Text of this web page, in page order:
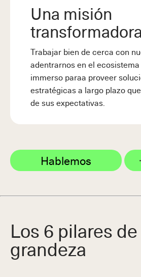
Una misión
transformadora
Trabajar bien de cerca con
adentrarnos en el
immerso paraa proveer
estratégicas a largo plazo
de sus expectativas.
Hablemos
Los 6 pilares
grandeza